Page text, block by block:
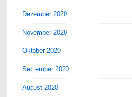
Dezember 2020
November 2020
Oktober 2020
September 2020
August 2020